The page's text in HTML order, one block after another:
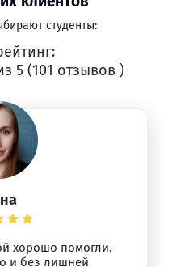
студенты:
5 (101 отзывов )
хорошо помогли.
и без лишней